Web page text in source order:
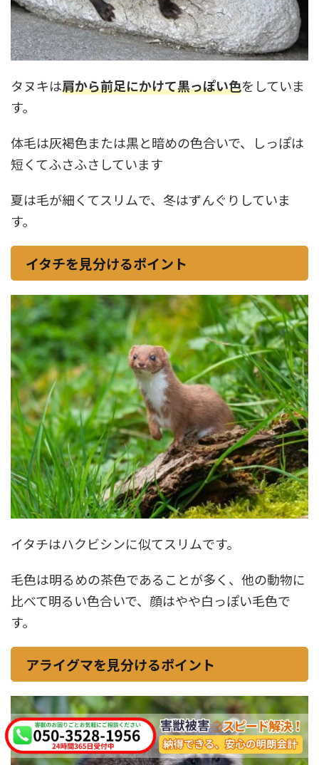
タヌキは肩から前足にかけて黒っぽい色をしていま
す。
体毛は灰褐色または黒と暗めの色合いで、しっぽは
短くてふさふさしています
夏は毛が細くてスリムで、冬はずんぐりしていま
す。
イタチを見分けるポイント
イタチはハクビシンに似てスリムです。
毛色は明るめの茶色であることが多く、他の動物に
比べて明るい色合いで、顔はやや白っぽい毛色で
す。
アライグマを見分けるポイント